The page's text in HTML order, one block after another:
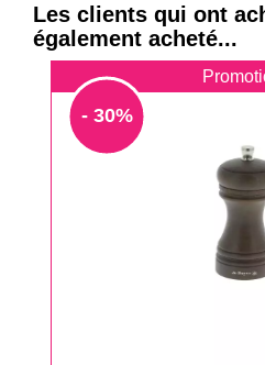
Les clients qui ont
également acheté...
- 30%